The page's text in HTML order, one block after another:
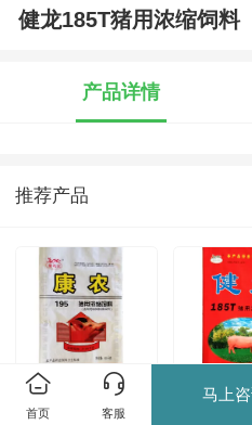
健龙185T猪用浓缩饲料
产品详情
推荐产品
康农195猪用浓缩
首页 客服
马上